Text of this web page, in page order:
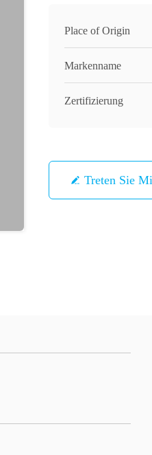
Place of Origin
Markenname
Zertifizierung
Treten Sie